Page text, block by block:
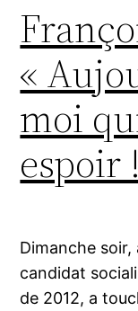
«
moi
espoir
Dimanche
candidat
de 2012, a